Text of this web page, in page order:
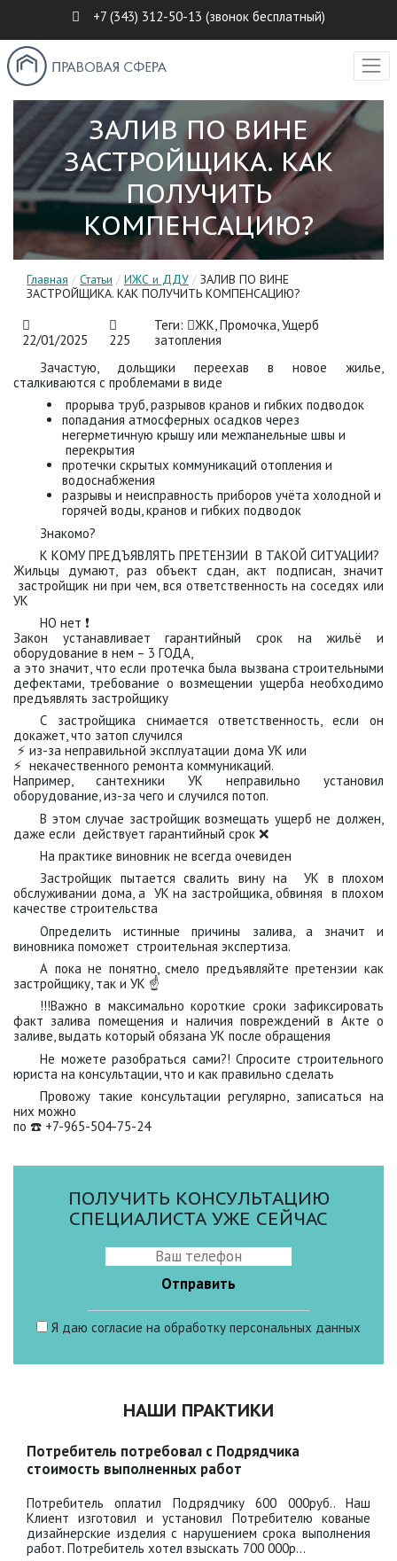
+7 (343) 312-50-13 (звонок бесплатный)
ЗАЛИВ ПО ВИНЕ
ЗАСТРОЙЩИКА. КАК
ПОЛУЧИТЬ
КОМПЕНСАЦИЮ?
Главная / Статьи / ИЖС и ДДУ / ЗАЛИВ ПО ВИНЕ
ЗАСТРОЙЩИКА. КАК ПОЛУЧИТЬ КОМПЕНСАЦИЮ?
22/01/2025 225
Теги: ЖК,Промочка,Ущерб
затопления
Зачастую, дольщики переехав в новое жилье,
сталкиваются с проблемами в виде
прорыва труб, разрывов кранов и гибких подводок
попадания атмосферных осадков через
негерметичную крышу или межпанельные швы и
перекрытия
протечки скрытых коммуникаций отопления и
водоснабжения
разрывы и неисправность приборов учёта холодной и
горячей воды, кранов и гибких подводок
Знакомо?
К КОМУ ПРЕДЪЯВЛЯТЬ ПРЕТЕНЗИИ В ТАКОЙ СИТУАЦИИ?
Жильцы думают, раз объект сдан, акт подписан, значит
застройщик ни при чем, вся ответственность на соседях или
УК
НО нет ❗️
Закон устанавливает гарантийный срок на жильё и
оборудование в нем – 3 ГОДА,
а это значит, что если протечка была вызвана строительными
дефектами, требование о возмещении ущерба необходимо
предъявлять застройщику
С застройщика снимается ответственность, если он
докажет, что затоп случился
⚡️ из-за неправильной эксплуатации дома УК или
⚡️ некачественного ремонта коммуникаций.
Например, сантехники УК неправильно установил
оборудование, из-за чего и случился потоп.
В этом случае застройщик возмещать ущерб не должен,
даже если действует гарантийный срок ❌
На практике виновник не всегда очевиден
Застройщик пытается свалить вину на УК в плохом
обслуживании дома, а УК на застройщика, обвиняя в плохом
качестве строительства
Определить истинные причины залива, а значит и
виновника поможет строительная экспертиза.
А пока не понятно, смело предъявляйте претензии как
застройщику, так и УК ☝️
!!!Важно в максимально короткие сроки зафиксировать
факт залива помещения и наличия повреждений в Акте о
заливе, выдать который обязана УК после обращения
Не можете разобраться сами?! Спросите строительного
юриста на консультации, что и как правильно сделать
Провожу такие консультации регулярно, записаться на
них можно
по ☎️ +7-965-504-75-24
ПОЛУЧИТЬ КОНСУЛЬТАЦИЮ
СПЕЦИАЛИСТА УЖЕ СЕЙЧАС
Я даю согласие на обработку персональных данных
НАШИ ПРАКТИКИ
Потребитель потребовал с Подрядчика
стоимость выполненных работ
Потребитель оплатил Подрядчику 600 000руб.. Наш
Клиент изготовил и установил Потребителю кованые
дизайнерские изделия с нарушением срока выполнения
работ. Потребитель хотел взыскать 700 000р...